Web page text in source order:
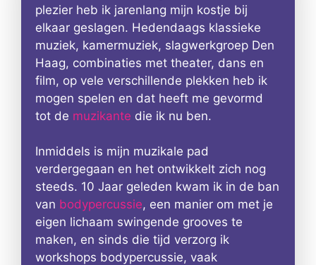
plezier heb ik jarenlang mijn kostje bij
elkaar geslagen. Hedendaags klassieke
muziek, kamermuziek, slagwerkgroep Den
Haag, combinaties met theater, dans en
film, op vele verschillende plekken heb ik
mogen spelen en dat heeft me gevormd
tot de muzikante die ik nu ben.
Inmiddels is mijn muzikale pad
verdergegaan en het ontwikkelt zich nog
steeds. 10 Jaar geleden kwam ik in de ban
van bodypercussie, een manier om met je
eigen lichaam swingende grooves te
maken, en sinds die tijd verzorg ik
workshops bodypercussie, vaak